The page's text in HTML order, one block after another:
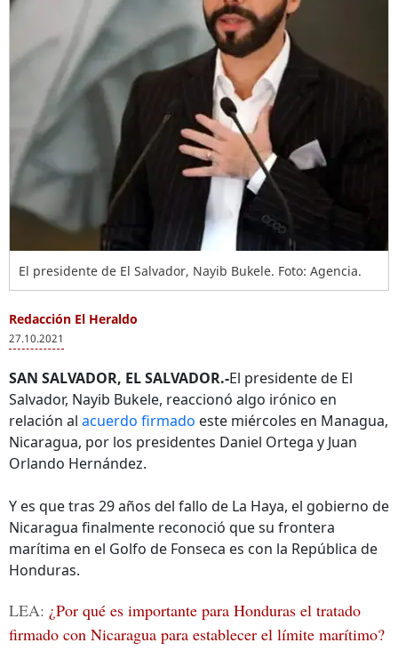
El presidente de El Salvador, Nayib Bukele. Foto: Agencia.
Redacción El Heraldo
27.10.2021
SAN SALVADOR, EL SALVADOR.-El presidente de El
Salvador, Nayib Bukele, reaccionó algo irónico en
relación al acuerdo firmado este miércoles en Managua,
Nicaragua, por los presidentes Daniel Ortega y Juan
Orlando Hernández.
Y es que tras 29 años del fallo de La Haya, el gobierno de
Nicaragua finalmente reconoció que su frontera
marítima en el Golfo de Fonseca es con la República de
Honduras.
LEA: ¿Por qué es importante para Honduras el tratado
firmado con Nicaragua para establecer el límite marítimo?